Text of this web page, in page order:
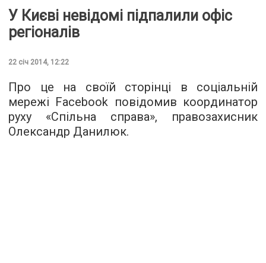
У Києві невідомі підпалили офіс
регіоналів
22 січ 2014, 12:22
Про це на своїй сторінці в соціальній
мережі Facebook повідомив координатор
руху «Спільна справа», правозахисник
Олександр Данилюк.